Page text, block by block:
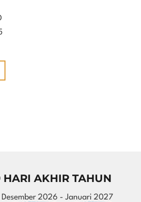
HARI AKHIR TAHUN
Desember 2026 - Januari 2027